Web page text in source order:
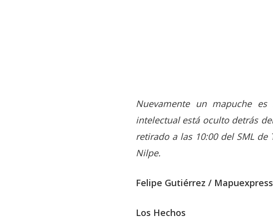
Nuevamente un mapuche
intelectual está oculto detrás
retirado a las 10:00 del SML
Nilpe.
Felipe Gutiérrez /
Los Hechos